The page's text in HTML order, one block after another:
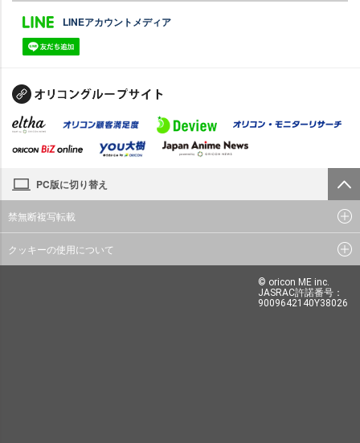
LINEアカウントメディア
PC版に切り替え
禁無断複写転載
クッキーの使用について
© oricon ME inc.
JASRAC許諾番号：
9009642140Y38026